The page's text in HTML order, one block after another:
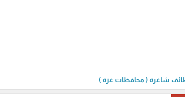
شاغرة ( محافظات غزة )